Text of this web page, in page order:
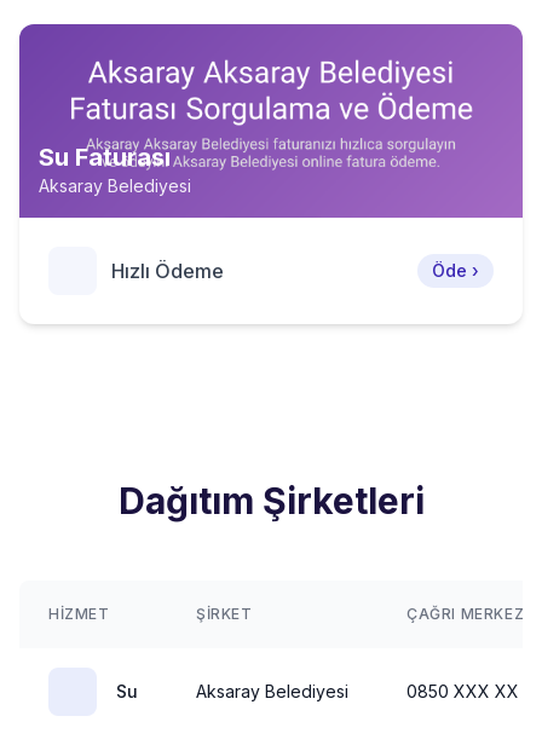
Su Faturası
Aksaray Belediyesi
Hızlı Ödeme Öde ›
Dağıtım Şirketleri
HIZMET ŞIRKET ÇAĞRI MERKEZI
Su Aksaray Belediyesi 0850 XXX XX